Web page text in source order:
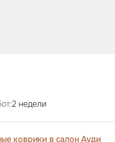
2 недели
коврики в салон Ауди